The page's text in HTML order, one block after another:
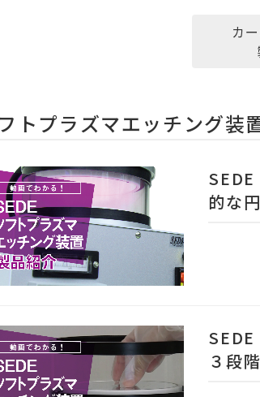
カ
トプラズマエッチング装
的な
３段